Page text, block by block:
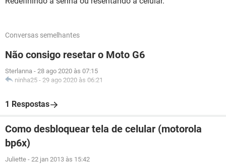
Conversas semelhantes
Não consigo resetar o Moto G6
Sterlanna - 28 ago 2020 às 07:15
ninha25 - 29 ago 2020 às 06:21
1 Respostas
Como desbloquear tela de celular (motorola
bp6x)
Juliette - 22 jan 2013 às 15:42